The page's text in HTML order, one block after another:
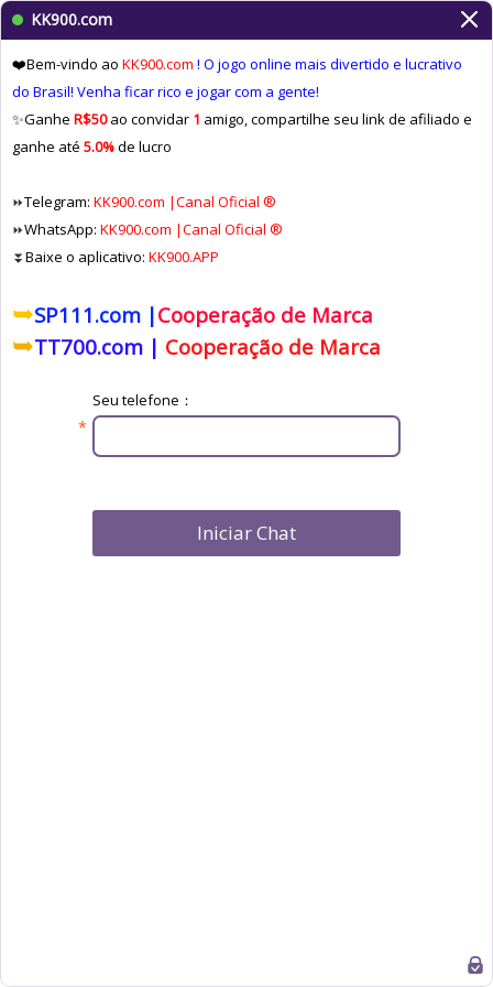
KK900.com
❤️Bem-vindo ao KK900.com ! O jogo online mais divertido e lucrativo
do Brasil! Venha ficar rico e jogar com a gente!
✨Ganhe R$50ao convidar 1 amigo, compartilhe seu link de afiliado e
ganhe até 5.0%de lucro
⏩️️Telegram: KK900.com |Canal Oficial ®
⏩️️WhatsApp: KK900.com |Canal Oficial ®
⏬Baixe o aplicativo: KK900.APP
➥SP111.com |Cooperação de Marca
➥TT700.com | Cooperação de Marca
Seu telefone：